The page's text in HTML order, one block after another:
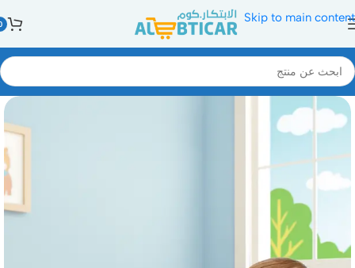
Skip to main content